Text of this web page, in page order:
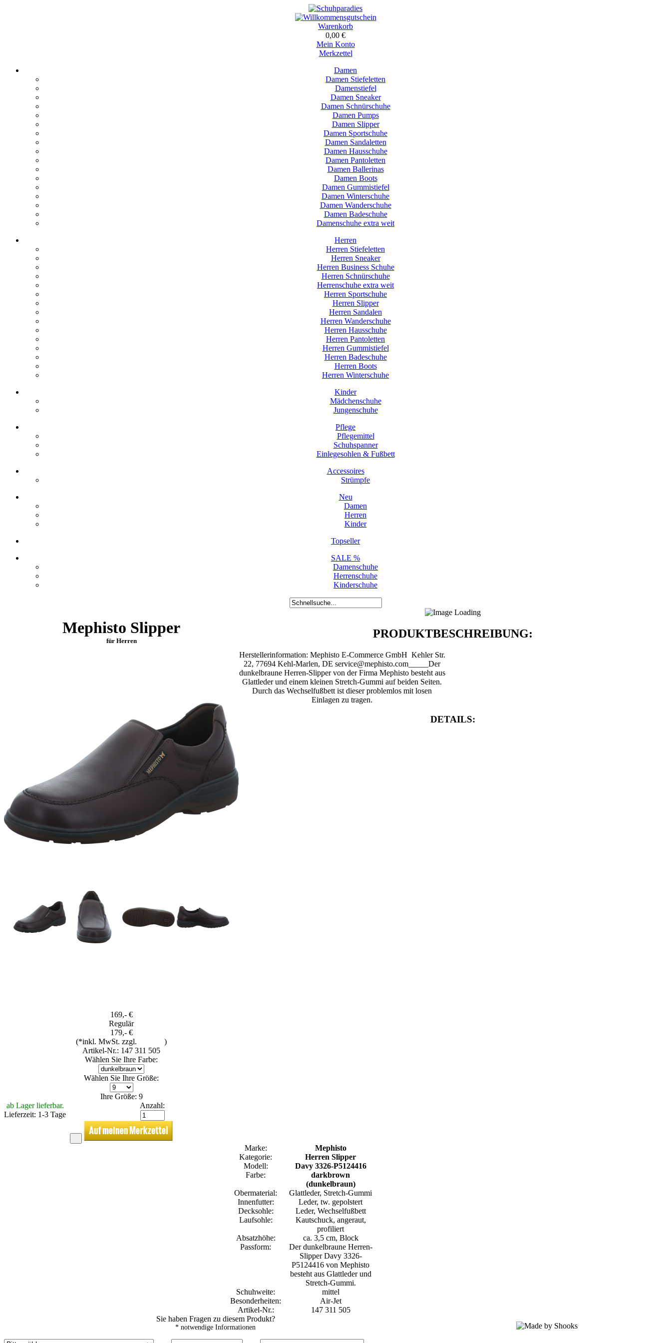
Warenkorb
0,00 €
Mein Konto
Merkzettel
Damen
Damen Stiefeletten
Damenstiefel
Damen Sneaker
Damen Schnürschuhe
Damen Pumps
Damen Slipper
Damen Sportschuhe
Damen Sandaletten
Damen Hausschuhe
Damen Pantoletten
Damen Ballerinas
Damen Boots
Damen Gummistiefel
Damen Winterschuhe
Damen Wanderschuhe
Damen Badeschuhe
Damenschuhe extra weit
Herren
Herren Stiefeletten
Herren Sneaker
Herren Business Schuhe
Herren Schnürschuhe
Herrenschuhe extra weit
Herren Sportschuhe
Herren Slipper
Herren Sandalen
Herren Wanderschuhe
Herren Hausschuhe
Herren Pantoletten
Herren Gummistiefel
Herren Badeschuhe
Herren Boots
Herren Winterschuhe
Kinder
Mädchenschuhe
Jungenschuhe
Pflege
Pflegemittel
Schuhspanner
Einlegesohlen & Fußbett
Accessoires
Strümpfe
Neu
Damen
Herren
Kinder
Topseller
SALE %
Damenschuhe
Herrenschuhe
Kinderschuhe
Mephisto Slipper
für Herren
169,- €
Regulär
179,- €
(*inkl. MwSt. zzgl.
)
Artikel-Nr.: 147 311 505
Wählen Sie Ihre Farbe:
Wählen Sie Ihre Größe:
Ihre Größe: 9
ab Lager lieferbar.
Lieferzeit: 1-3 Tage
Anzahl:
PRODUKTBESCHREIBUNG:
Herstellerinformation: Mephisto E-Commerce GmbH Kehler Str.
22, 77694 Kehl-Marlen, DE service@mephisto.com_____Der
dunkelbraune Herren-Slipper von der Firma Mephisto besteht aus
Glattleder und einem kleinen Stretch-Gummi auf beiden Seiten.
Durch das Wechselfußbett ist dieser problemlos mit losen
Einlagen zu tragen.
DETAILS:
Marke:
Mephisto
Kategorie:
Herren Slipper
Modell:
Davy 3326-P5124416
Farbe:
darkbrown
(dunkelbraun)
Obermaterial:
Glattleder, Stretch-Gummi
Innenfutter:
Leder, tw. gepolstert
Decksohle:
Leder, Wechselfußbett
Laufsohle:
Kautschuck, angeraut,
profiliert
Absatzhöhe:
ca. 3,5 cm, Block
Passform:
Der dunkelbraune Herren-
Slipper Davy 3326-
P5124416 von Mephisto
besteht aus Glattleder und
Stretch-Gummi.
Schuhweite:
mittel
Besonderheiten:
Air-Jet
Artikel-Nr.:
147 311 505
Sie haben Fragen zu diesem Produkt?
* notwendige Informationen